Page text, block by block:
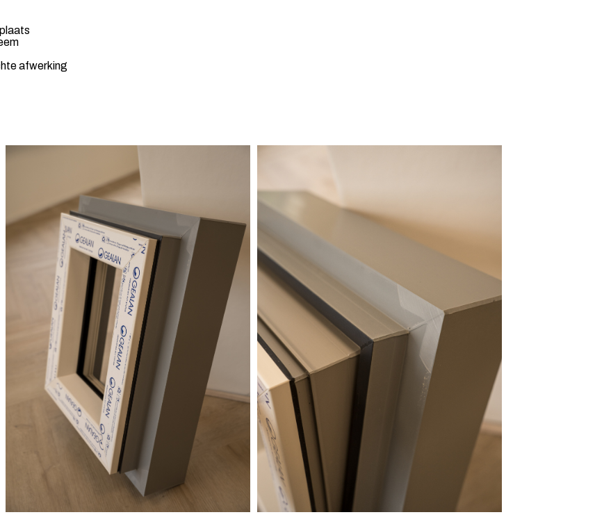
afwerking